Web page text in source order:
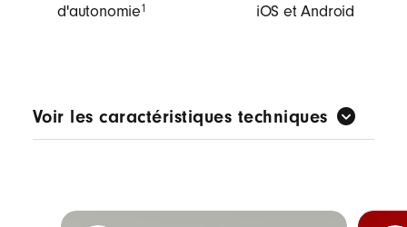
d'auto­nomie1
iOS et Android
Voir les caractéristiques techniques